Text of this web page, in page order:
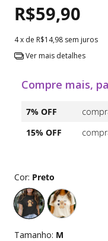
R$59,90
4x de R$14,98 sem juros
Ver mais detalhes
Compre mais,
7% OFF
15% OFF
Cor: Preto
Tamanho: M